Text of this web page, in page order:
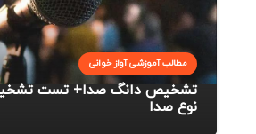
مطالب آموزشی آواز خوانی
تشخیص دانگ صدا+ تست
نوع صدا